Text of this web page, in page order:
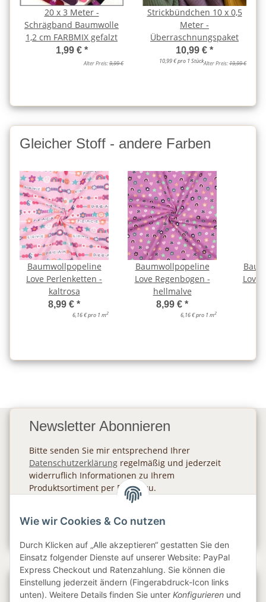
20 x 3 Meter -
Schrägband Baumwolle
1,2 cm FARBMIX gefalzt
1,99 € *
Alter Preis:9,99 €
Strickbündchen 10 x 0,5
Meter -
Überraschnungspaket
10,99 € *
10,99 € pro 1 StückAlter Preis:19,99 €
Gleicher Stoff - andere Farben
Baumwollpopeline
Love Perlenketten -
kaltrosa
8,99 € *
6,16 € pro 1 m2
Baumwollpopeline
Love Regenbogen -
hellmalve
8,99 € *
6,16 € pro 1 m2
Love
Newsletter Abonnieren
Bitte senden Sie mir entsprechend Ihrer
Datenschutzerklärung regelmäßig und jederzeit
widerruflich Informationen zu Ihrem
Produktsortiment per E-Mail zu.
Gesetzliche Informationen
Wie wir Cookies & Co nutzen
Durch Klicken auf „Alle akzeptieren“ gestatten Sie den
Einsatz folgender Dienste auf unserer Website: PayPal
Express Checkout und Ratenzahlung. Sie können die
Einstellung jederzeit ändern (Fingerabdruck-Icon links
unten). Weitere Details finden Sie unter Konfigurieren und